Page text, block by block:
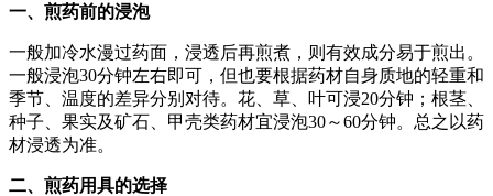
一、煎药前的浸泡
一般加冷水漫过药面，浸透后再煎煮，则有效成分易于煎出。
一般浸泡30分钟左右即可，但也要根据药材自身质地的轻重和
季节、温度的差异分别对待。花、草、叶可浸20分钟；根茎、
种子、果实及矿石、甲壳类药材宜浸泡30～60分钟。总之以药
材浸透为准。
二、煎药用具的选择